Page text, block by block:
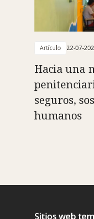
Artículo 22-07-
Hacia una
seguros,
humanos
Sitios web